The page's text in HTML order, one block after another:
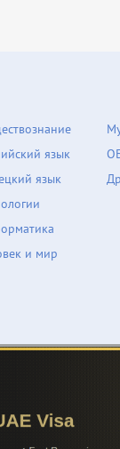
язык
язык
и мир